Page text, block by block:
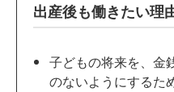
出産後も働きたい理
子どもの将来を、金
のないようにするた